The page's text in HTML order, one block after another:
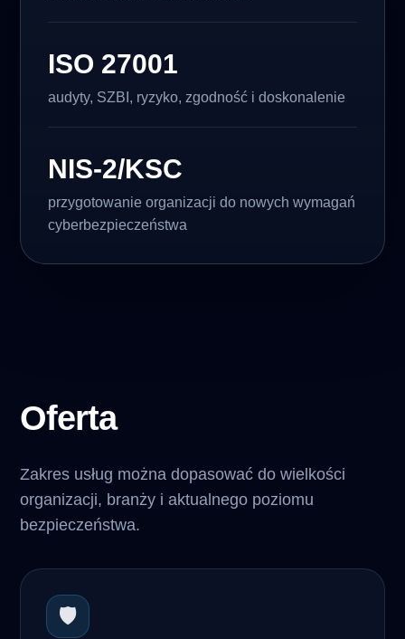
ISO 27001
audyty, SZBI, ryzyko, zgodność i doskonalenie
NIS-2/KSC
przygotowanie organizacji do nowych wymagań
cyberbezpieczeństwa
Oferta
Zakres usług można dopasować do wielkości
organizacji, branży i aktualnego poziomu
bezpieczeństwa.
🛡️